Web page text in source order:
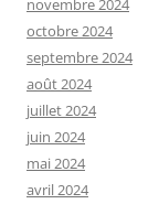
novembre 2024
octobre 2024
septembre 2024
août 2024
juillet 2024
juin 2024
mai 2024
avril 2024